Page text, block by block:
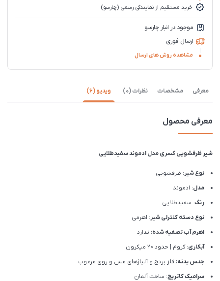
خرید مستقیم از نمایندگی رسمی (چارسو)
موجود در انبار چارسو
ارسال فوری
مشاهده روش های ارسال
معرفی مشخصات نظرات (0) ویدیو (6)
معرفی محصول
شیر ظرفشویی کسری مدل ادموند سفیدطلایی
نوع شیر: ظرفشویی
مدل: ادموند
رنگ: سفیدطلایی
نوع دسته کنترلی شیر: اهرمی
اهرم آب تصفیه شده: ندارد
آبکاری: کروم | حدود 20 میکرون
جنس بدنه: فلز برنج و آلیاژهای مس و روی مرغوب
سرامیک کاتریج: ساخت آلمان